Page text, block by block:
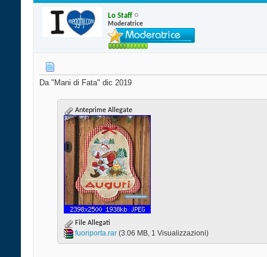
Lo Staff
Moderatrice
Da "Mani di Fata" dic 2019
Anteprime Allegate
File Allegati
fuoriporta.rar‎ (3.06 MB, 1 Visualizzazioni)